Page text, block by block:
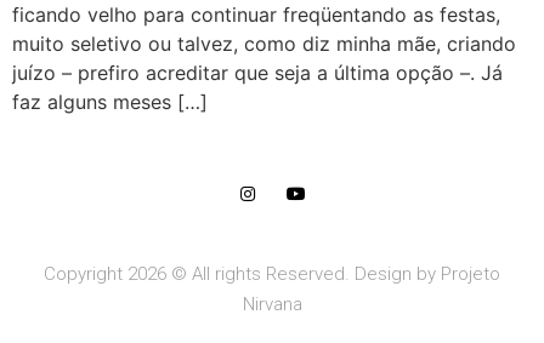
ficando velho para continuar freqüentando as festas,
muito seletivo ou talvez, como diz minha mãe, criando
juízo – prefiro acreditar que seja a última opção –. Já
faz alguns meses […]
Copyright 2026 © All rights Reserved. Design by Projeto
Nirvana